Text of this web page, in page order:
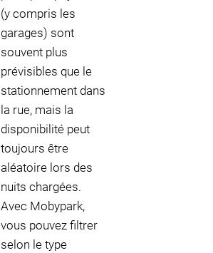
(y compris les
garages) sont
souvent plus
prévisibles que le
stationnement dans
la rue, mais la
disponibilité peut
toujours être
aléatoire lors des
nuits chargées.
Avec Mobypark,
vous pouvez filtrer
selon le type